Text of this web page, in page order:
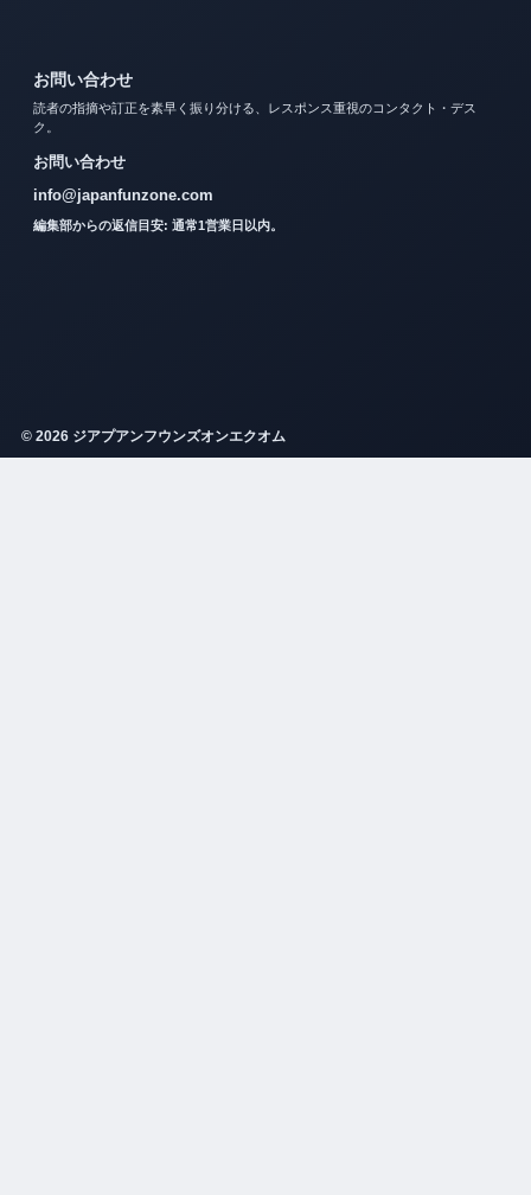
お問い合わせ
読者の指摘や訂正を素早く振り分ける、レスポンス重視のコンタクト・デス
ク。
お問い合わせ
info@japanfunzone.com
編集部からの返信目安: 通常1営業日以内。
© 2026 ジアプアンフウンズオンエクオム